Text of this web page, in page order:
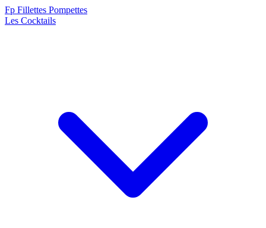
Fp Fillettes Pompettes
Les Cocktails